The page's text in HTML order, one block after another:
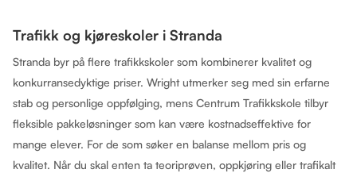
Trafikk og kjøreskoler i Stranda
Stranda byr på flere trafikkskoler som kombinerer kvalitet og
konkurransedyktige priser. Wright utmerker seg med sin erfarne
stab og personlige oppfølging, mens Centrum Trafikkskole tilbyr
fleksible pakkeløsninger som kan være kostnadseffektive for
mange elever. For de som søker en balanse mellom pris og
kvalitet. Når du skal enten ta teoriprøven, oppkjøring eller trafikalt